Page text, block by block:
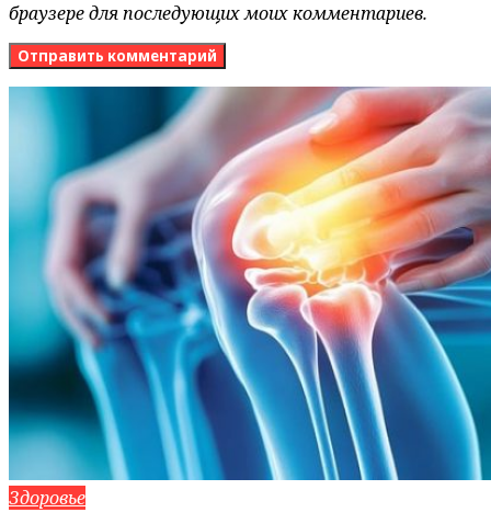
браузере для последующих моих комментариев.
Здоровье